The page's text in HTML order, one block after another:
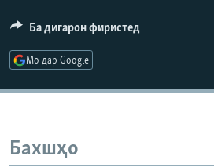
Ба дигарон фиристед
Мо дар Google
Бахшҳо